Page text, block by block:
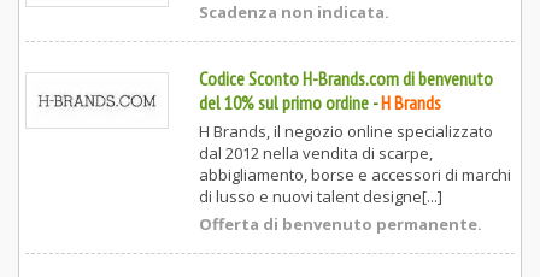
Scadenza non indicata.
Codice Sconto H-Brands.com di benvenuto
del 10% sul primo ordine-H Brands
H Brands, il negozio online specializzato
dal 2012 nella vendita di scarpe,
abbigliamento, borse e accessori di marchi
di lusso e nuovi talent designe[...]
Offerta di benvenuto permanente.